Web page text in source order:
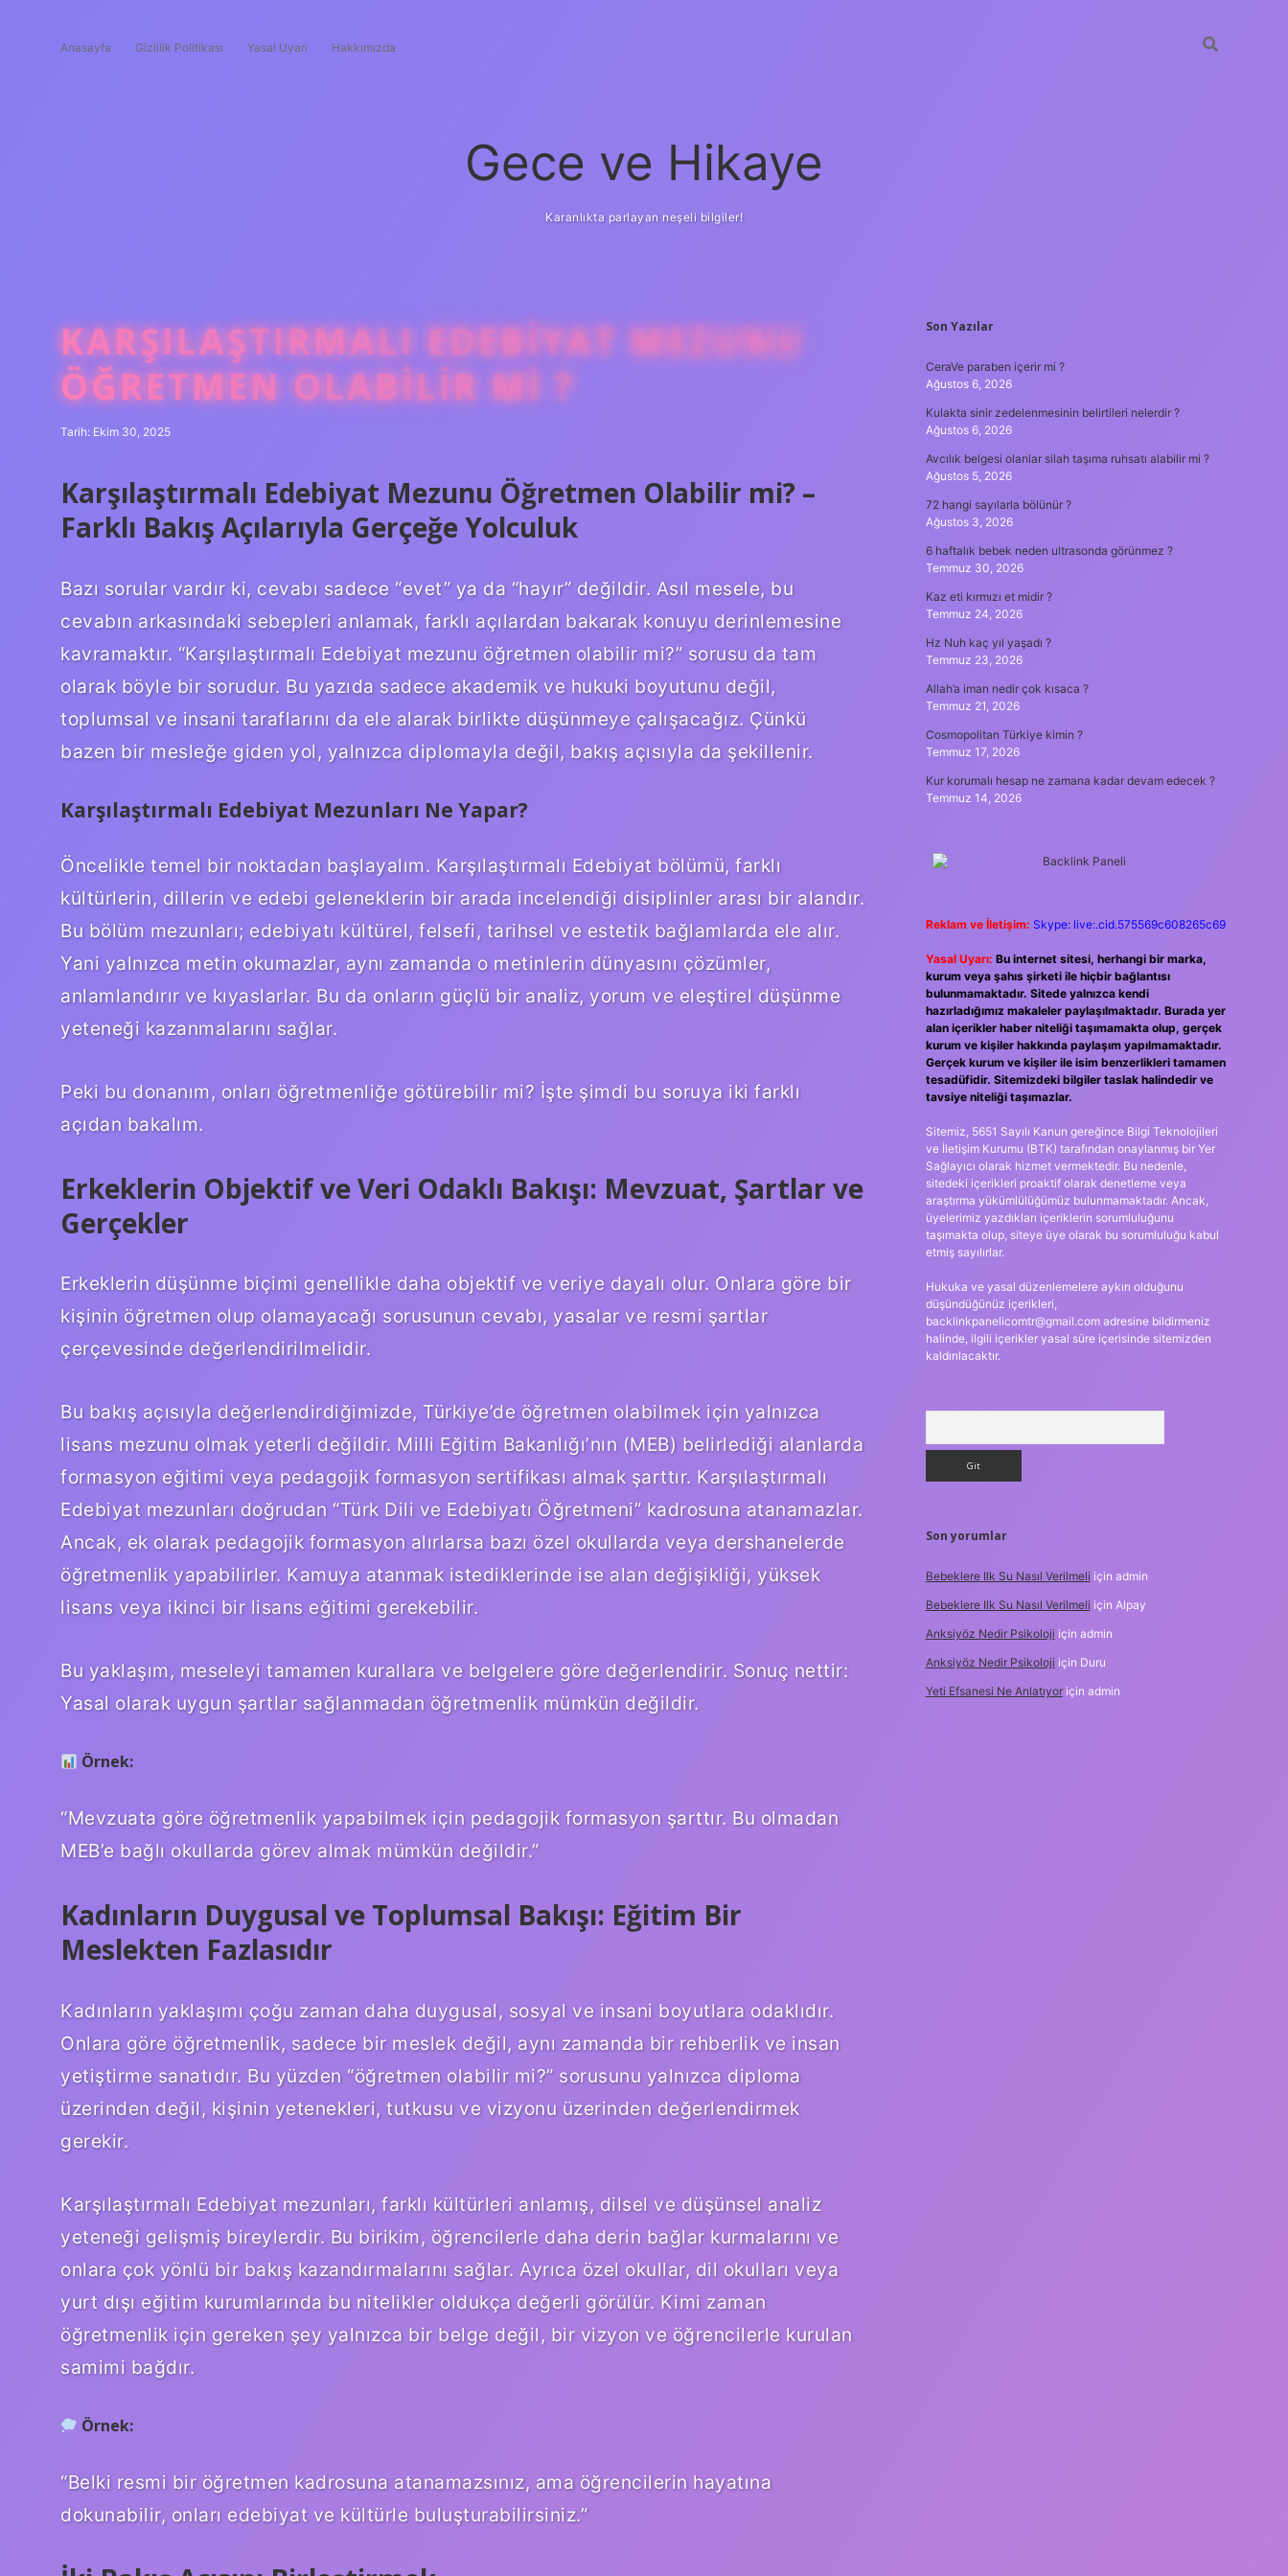
Anasayfa Gizlilik Politikası Yasal Uyarı Hakkımızda
Gece ve Hikaye
Karanlıkta parlayan neşeli bilgiler!
KARŞILAŞTIRMALI EDEBIYAT MEZUNU
ÖĞRETMEN OLABILIR MI ?
Tarih: Ekim 30, 2025
Karşılaştırmalı Edebiyat Mezunu Öğretmen Olabilir mi? –
Farklı Bakış Açılarıyla Gerçeğe Yolculuk
Bazı sorular vardır ki, cevabı sadece “evet” ya da “hayır” değildir. Asıl mesele, bu
cevabın arkasındaki sebepleri anlamak, farklı açılardan bakarak konuyu derinlemesine
kavramaktır. “Karşılaştırmalı Edebiyat mezunu öğretmen olabilir mi?” sorusu da tam
olarak böyle bir sorudur. Bu yazıda sadece akademik ve hukuki boyutunu değil,
toplumsal ve insani taraflarını da ele alarak birlikte düşünmeye çalışacağız. Çünkü
bazen bir mesleğe giden yol, yalnızca diplomayla değil, bakış açısıyla da şekillenir.
Karşılaştırmalı Edebiyat Mezunları Ne Yapar?
Öncelikle temel bir noktadan başlayalım. Karşılaştırmalı Edebiyat bölümü, farklı
kültürlerin, dillerin ve edebi geleneklerin bir arada incelendiği disiplinler arası bir alandır.
Bu bölüm mezunları; edebiyatı kültürel, felsefi, tarihsel ve estetik bağlamlarda ele alır.
Yani yalnızca metin okumazlar, aynı zamanda o metinlerin dünyasını çözümler,
anlamlandırır ve kıyaslarlar. Bu da onların güçlü bir analiz, yorum ve eleştirel düşünme
yeteneği kazanmalarını sağlar.
Peki bu donanım, onları öğretmenliğe götürebilir mi? İşte şimdi bu soruya iki farklı
açıdan bakalım.
Erkeklerin Objektif ve Veri Odaklı Bakışı: Mevzuat, Şartlar ve
Gerçekler
Erkeklerin düşünme biçimi genellikle daha objektif ve veriye dayalı olur. Onlara göre bir
kişinin öğretmen olup olamayacağı sorusunun cevabı, yasalar ve resmi şartlar
çerçevesinde değerlendirilmelidir.
Bu bakış açısıyla değerlendirdiğimizde, Türkiye’de öğretmen olabilmek için yalnızca
lisans mezunu olmak yeterli değildir. Milli Eğitim Bakanlığı’nın (MEB) belirlediği alanlarda
formasyon eğitimi veya pedagojik formasyon sertifikası almak şarttır. Karşılaştırmalı
Edebiyat mezunları doğrudan “Türk Dili ve Edebiyatı Öğretmeni” kadrosuna atanamazlar.
Ancak, ek olarak pedagojik formasyon alırlarsa bazı özel okullarda veya dershanelerde
öğretmenlik yapabilirler. Kamuya atanmak istediklerinde ise alan değişikliği, yüksek
lisans veya ikinci bir lisans eğitimi gerekebilir.
Bu yaklaşım, meseleyi tamamen kurallara ve belgelere göre değerlendirir. Sonuç nettir:
Yasal olarak uygun şartlar sağlanmadan öğretmenlik mümkün değildir.
Örnek:
“Mevzuata göre öğretmenlik yapabilmek için pedagojik formasyon şarttır. Bu olmadan
MEB’e bağlı okullarda görev almak mümkün değildir.”
Kadınların Duygusal ve Toplumsal Bakışı: Eğitim Bir
Meslekten Fazlasıdır
Kadınların yaklaşımı çoğu zaman daha duygusal, sosyal ve insani boyutlara odaklıdır.
Onlara göre öğretmenlik, sadece bir meslek değil, aynı zamanda bir rehberlik ve insan
yetiştirme sanatıdır. Bu yüzden “öğretmen olabilir mi?” sorusunu yalnızca diploma
üzerinden değil, kişinin yetenekleri, tutkusu ve vizyonu üzerinden değerlendirmek
gerekir.
Karşılaştırmalı Edebiyat mezunları, farklı kültürleri anlamış, dilsel ve düşünsel analiz
yeteneği gelişmiş bireylerdir. Bu birikim, öğrencilerle daha derin bağlar kurmalarını ve
onlara çok yönlü bir bakış kazandırmalarını sağlar. Ayrıca özel okullar, dil okulları veya
yurt dışı eğitim kurumlarında bu nitelikler oldukça değerli görülür. Kimi zaman
öğretmenlik için gereken şey yalnızca bir belge değil, bir vizyon ve öğrencilerle kurulan
samimi bağdır.
Örnek:
“Belki resmi bir öğretmen kadrosuna atanamazsınız, ama öğrencilerin hayatına
dokunabilir, onları edebiyat ve kültürle buluşturabilirsiniz.”
SIDEBAR
Son Yazılar
CeraVe paraben içerir mi ?
Ağustos 6, 2026
Kulakta sinir zedelenmesinin belirtileri nelerdir ?
Ağustos 6, 2026
Avcılık belgesi olanlar silah taşıma ruhsatı alabilir mi ?
Ağustos 5, 2026
72 hangi sayılarla bölünür ?
Ağustos 3, 2026
6 haftalık bebek neden ultrasonda görünmez ?
Temmuz 30, 2026
Kaz eti kırmızı et midir ?
Temmuz 24, 2026
Hz Nuh kaç yıl yaşadı ?
Temmuz 23, 2026
Allah’a iman nedir çok kısaca ?
Temmuz 21, 2026
Cosmopolitan Türkiye kimin ?
Temmuz 17, 2026
Kur korumalı hesap ne zamana kadar devam edecek ?
Temmuz 14, 2026
Reklam ve İletişim: Skype: live:.cid.575569c608265c69
Yasal Uyarı: Bu internet sitesi, herhangi bir marka,
kurum veya şahıs şirketi ile hiçbir bağlantısı
bulunmamaktadır. Sitede yalnızca kendi
hazırladığımız makaleler paylaşılmaktadır. Burada yer
alan içerikler haber niteliği taşımamakta olup, gerçek
kurum ve kişiler hakkında paylaşım yapılmamaktadır.
Gerçek kurum ve kişiler ile isim benzerlikleri tamamen
tesadüfidir. Sitemizdeki bilgiler taslak halindedir ve
tavsiye niteliği taşımazlar.
Sitemiz, 5651 Sayılı Kanun gereğince Bilgi Teknolojileri
ve İletişim Kurumu (BTK) tarafından onaylanmış bir Yer
Sağlayıcı olarak hizmet vermektedir. Bu nedenle,
sitedeki içerikleri proaktif olarak denetleme veya
araştırma yükümlülüğümüz bulunmamaktadır. Ancak,
üyelerimiz yazdıkları içeriklerin sorumluluğunu
taşımakta olup, siteye üye olarak bu sorumluluğu kabul
etmiş sayılırlar.
Hukuka ve yasal düzenlemelere aykırı olduğunu
düşündüğünüz içerikleri,
backlinkpanelicomtr@gmail.comadresine bildirmeniz
halinde, ilgili içerikler yasal süre içerisinde sitemizden
kaldırılacaktır.
Son yorumlar
Bebeklere Ilk Su Nasıl Verilmeli için admin
Bebeklere Ilk Su Nasıl Verilmeli için Alpay
Anksiyöz Nedir Psikoloji için admin
Anksiyöz Nedir Psikoloji için Duru
Yeti Efsanesi Ne Anlatıyoriçin admin